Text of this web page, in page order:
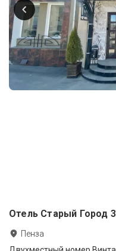
Отель Старый Город 3
Пенза